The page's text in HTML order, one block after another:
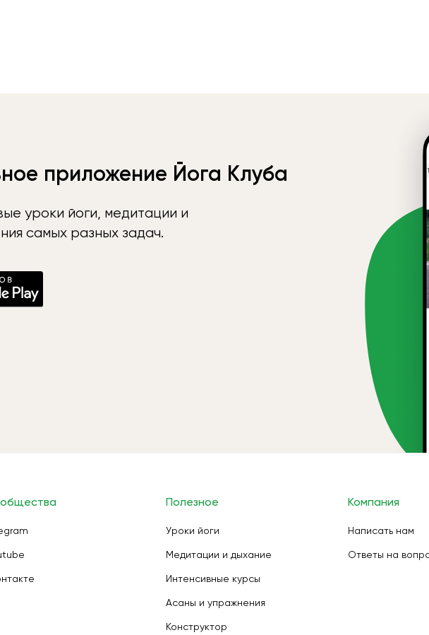
приложение Йога Клуба
уроки йоги, медитации и
самых разных задач.
Полезное
Уроки йоги
Медитации и дыхание
Интенсивные курсы
Асаны и упражнения
Конструктор
Компания
Написать нам
Ответы на